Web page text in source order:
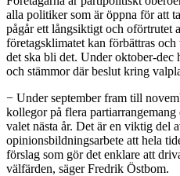
alla politiker som är öppna för att
pågår ett långsiktigt och oförtrutet
företagsklimatet kan förbättras
det ska bli det. Under oktober-dec
och stämmor där beslut kring
− Under september fram till
kollegor på flera
valet nästa år. Det är en viktig del
opinionsbildningsarbete att hela
förslag som gör det enklare att
välfärden, säger Fredrik Östbom.